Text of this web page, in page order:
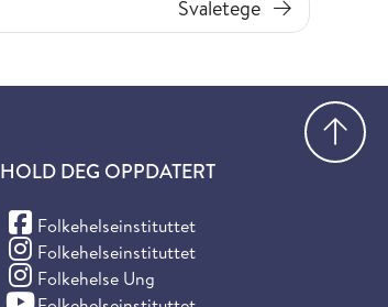
Svaletege
HOLD DEG OPPDATERT
Folkehelseinstituttet
(Facebook)
Folkehelseinstituttet
(Instagram)
Folkehelse Ung
(Instagram)